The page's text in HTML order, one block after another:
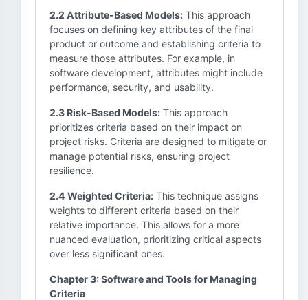
2.2 Attribute-Based Models: This approach
focuses on defining key attributes of the final
product or outcome and establishing criteria to
measure those attributes. For example, in
software development, attributes might include
performance, security, and usability.
2.3 Risk-Based Models: This approach
prioritizes criteria based on their impact on
project risks. Criteria are designed to mitigate or
manage potential risks, ensuring project
resilience.
2.4 Weighted Criteria: This technique assigns
weights to different criteria based on their
relative importance. This allows for a more
nuanced evaluation, prioritizing critical aspects
over less significant ones.
Chapter 3: Software and Tools for Managing
Criteria